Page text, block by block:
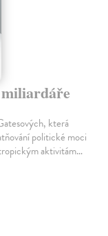
která
politické moci
akti­vitám…